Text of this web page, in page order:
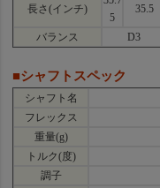
長さ(インチ)
5
35.5
バランス D3
■シャフトスペック
シャフト名
フレックス
重量(g)
トルク(度)
調子